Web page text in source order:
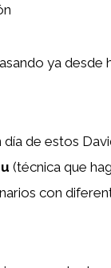
ya desde
de estos
(técnica que
con